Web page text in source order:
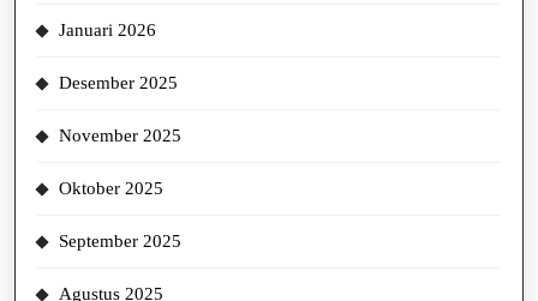
Januari 2026
Desember 2025
November 2025
Oktober 2025
September 2025
Agustus 2025